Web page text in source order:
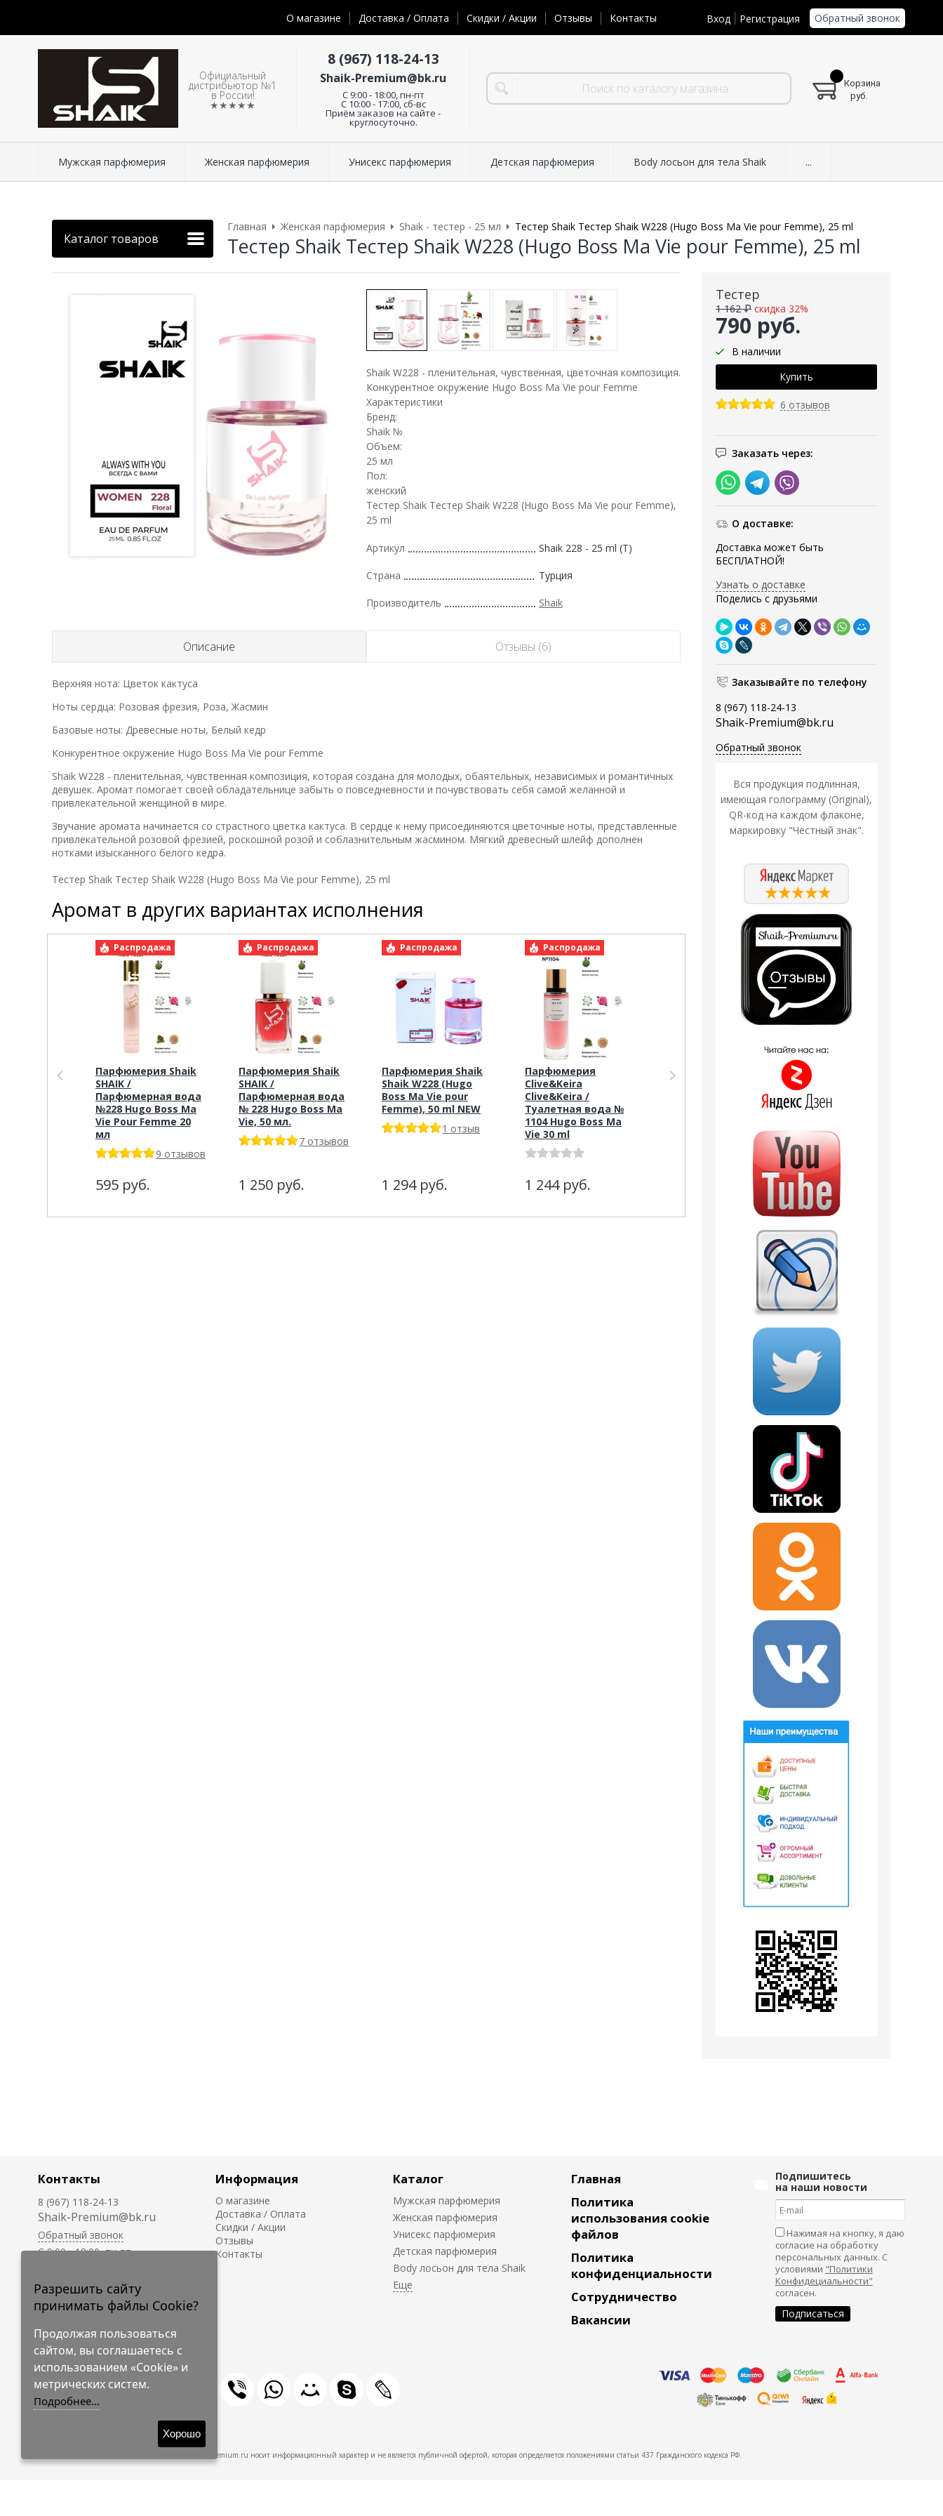
О магазине Доставка / Оплата Скидки / Акции Отзывы Контакты Вход Регистрация Обратный звонок
Официальный
дистрибьютор №1
в России!
★★★★★
8 (967) 118-24-13
Shaik-Premium@bk.ru
C 9:00 - 18:00, пн-пт
С 10:00 - 17:00, сб-вс
Приём заказов на сайте -
круглосуточно.
Корзина
руб.
Мужская парфюмерия Женская парфюмерия Унисекс парфюмерия Детская парфюмерия Body лосьон для тела Shaik ...
Каталог товаров
Главная Женская парфюмерия Shaik - тестер - 25 мл Тестер Shaik Тестер Shaik W228 (Hugo Boss Ma Vie pour Femme), 25 ml
Тестер Shaik Тестер Shaik W228 (Hugo Boss Ma Vie pour Femme), 25 ml
Тестер
790 руб.
1 162 ₽ скидка 32%
В наличии
6 отзывов
Заказать через:
О доставке:
Доставка может быть
БЕСПЛАТНОЙ!
Узнать о доставке
Поделись с друзьями
Заказывайте по телефону
8 (967) 118-24-13
Shaik-Premium@bk.ru
Обратный звонок
Вся продукция подлинная,
имеющая голограмму (Original),
QR-код на каждом флаконе,
маркировку "Честный знак".
Shaik W228 - пленительная, чувственная, цветочная композиция.
Конкурентное окружение Hugo Boss Ma Vie pour Femme
Характеристики
Бренд:
Shaik №
Объем:
25 мл
Пол:
женский
Тестер Shaik Тестер Shaik W228 (Hugo Boss Ma Vie pour Femme),
25 ml
Артикул Shaik 228 - 25 ml (T)
Страна Турция
Производитель Shaik
Описание Отзывы (6)
Верхняя нота: Цветок кактуса
Ноты сердца: Розовая фрезия, Роза, Жасмин
Базовые ноты: Древесные ноты, Белый кедр
Конкурентное окружение Hugo Boss Ma Vie pour Femme
Shaik W228 - пленительная, чувственная композиция, которая создана для молодых, обаятельных, независимых и романтичных
девушек. Аромат помогает своей обладательнице забыть о повседневности и почувствовать себя самой желанной и
привлекательной женщиной в мире.
Звучание аромата начинается со страстного цветка кактуса. В сердце к нему присоединяются цветочные ноты, представленные
привлекательной розовой фрезией, роскошной розой и соблазнительным жасмином. Мягкий древесный шлейф дополнен
нотками изысканного белого кедра.
Тестер Shaik Тестер Shaik W228 (Hugo Boss Ma Vie pour Femme), 25 ml
Аромат в других вариантах исполнения
Распродажа
Парфюмерия Shaik
SHAIK /
Парфюмерная вода
№228 Hugo Boss Ma
Vie Pour Femme 20
мл
9 отзывов
595 руб.
Распродажа
Парфюмерия Shaik
SHAIK /
Парфюмерная вода
№ 228 Hugo Boss Ma
Vie, 50 мл.
7 отзывов
1 250 руб.
Распродажа
Парфюмерия Shaik
Shaik W228 (Hugo
Boss Ma Vie pour
Femme), 50 ml NEW
1 отзыв
1 294 руб.
Распродажа
Парфюмерия
Clive&Keira
Clive&Keira /
Туалетная вода №
1104 Hugo Boss Ma
Vie 30 ml
1 244 руб.
Парфюмерия Silvana
Silvana W338 Hugo
Pour Femme 50 мл
Распродажа
Парфюмерия
Sevaverek Sevaverek
/ Парфюмерная
вода № 5042 Hugo
Femme 50 мл
2 129
Контакты
8 (967) 118-24-13
Shaik-Premium@bk.ru
Обратный звонок
C 9:00 - 18:00, пн-пт
круглосуточно.
Информация
О магазине
Доставка / Оплата
Скидки / Акции
Отзывы
Контакты
Каталог
Мужская парфюмерия
Женская парфюмерия
Унисекс парфюмерия
Детская парфюмерия
Body лосьон для тела Shaik
Главная
Политика
использования cookie
файлов
Политика
конфиденциальности
Сотрудничество
Вакансии
Подпишитесь
на наши новости
Нажимая на кнопку, я даю
согласие на обработку
персональных данных. С
условиями "Политики
Конфидециальности"
согласен.
© 2009-2026 Shaik-Premium
Shaik-Premium.ru носит информационный характер и не является публичной офертой, которая определяется положениями статьи 437 Гражданского кодекса РФ.
Разрешить сайту
принимать файлы Cookie?
Продолжая пользоваться
сайтом, вы соглашаетесь с
использованием «Cookie» и
метрических систем.
Подробнее...
Хорошо